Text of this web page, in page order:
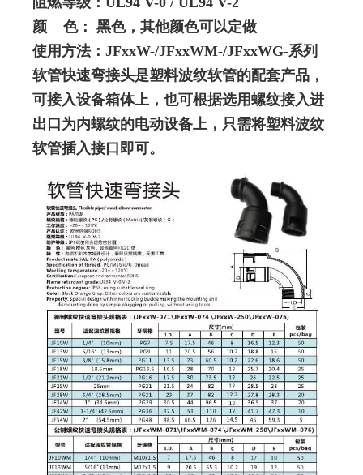
颜 色： 黑色，其他颜色可以定做
使用方法：JFxxW-/JFxxWM-/JFxxWG-系列
软管快速弯接头是塑料波纹软管的配套产品，
可接入设备箱体上，也可根据选用螺纹接入进
出口为内螺纹的电动设备上，只需将塑料波纹
软管插入接口即可。